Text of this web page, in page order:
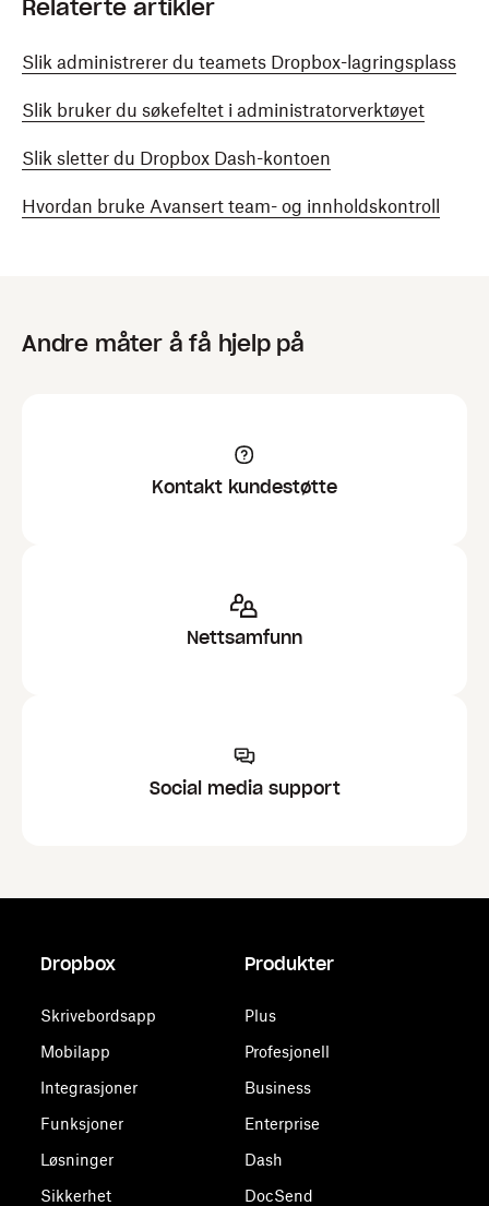
Relaterte artikler
Slik administrerer du teamets Dropbox-lagringsplass
Slik bruker du søkefeltet i administratorverktøyet
Slik sletter du Dropbox Dash-kontoen
Hvordan bruke Avansert team- og innholdskontroll
Andre måter å få hjelp på
Kontakt kundestøtte
Nettsamfunn
Social media support
Dropbox
Skrivebordsapp
Mobilapp
Integrasjoner
Funksjoner
Løsninger
Sikkerhet
Produkter
Plus
Profesjonell
Business
Enterprise
Dash
DocSend